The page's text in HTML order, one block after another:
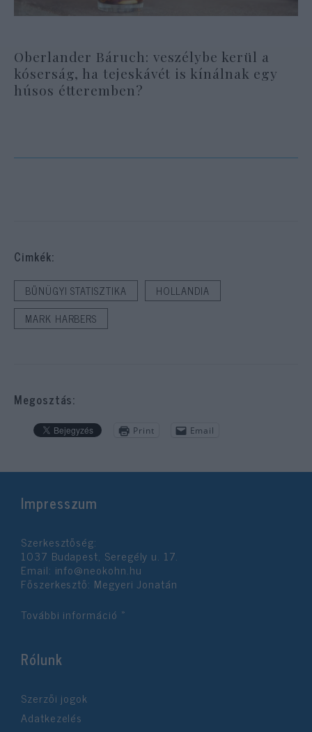
Oberlander Báruch: veszélybe kerül a
kóserság, ha tejeskávét is kínálnak egy
húsos étteremben?
Cimkék:
BŰNÜGYI STATISZTIKA
HOLLANDIA
MARK HARBERS
Megosztás:
Print Email
Impresszum
Szerkesztőség:
1037 Budapest, Seregély u. 17.
Email: info@neokohn.hu
Főszerkesztő: Megyeri Jonatán
További információ »
Rólunk
Szerzői jogok
Adatkezelés